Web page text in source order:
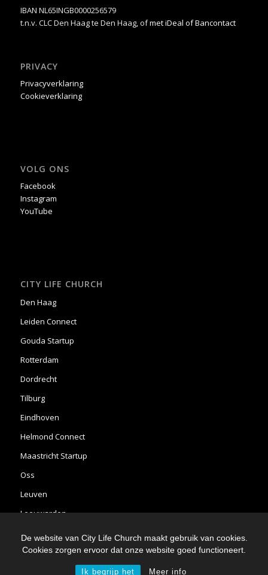
De website van City Life Church maakt gebruik van cookies.
Cookies zorgen ervoor dat onze website goed functioneert.
Ik begrijp het Meer info
IBAN NL65INGB0000256579
t.n.v. CLC Den Haag te Den Haag, ofmet iDeal of Bancontact
PRIVACY
Privacyverklaring
Cookieverklaring
VOLG ONS
Facebook
Instagram
YouTube
CITY LIFE CHURCH
Den Haag
Leiden Connect
Gouda Startup
Rotterdam
Dordrecht
Tilburg
Eindhoven
Helmond Connect
Maastricht Startup
Oss
Leuven
Leeuwarden
Heerenveen